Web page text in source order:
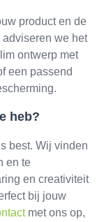
product en de
we het
ontwerp met
een passend
heb?
best. Wij vinden
en te
en creativiteit
bij jouw
met ons op,